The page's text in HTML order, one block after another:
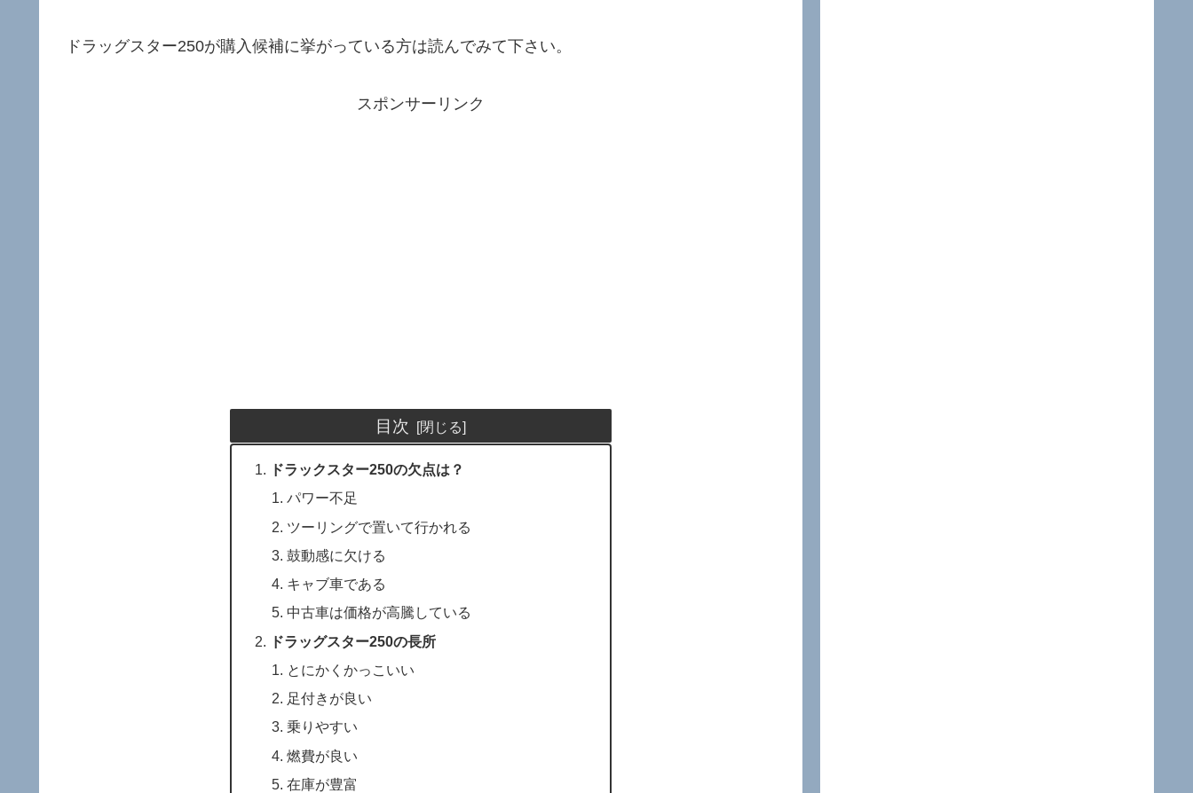
ドラッグスター250が購入候補に挙がっている方は読んでみて下さい。
スポンサーリンク
目次
ドラックスター250の欠点は？
パワー不足
ツーリングで置いて行かれる
鼓動感に欠ける
キャブ車である
中古車は価格が高騰している
ドラッグスター250の長所
とにかくかっこいい
足付きが良い
乗りやすい
燃費が良い
在庫が豊富